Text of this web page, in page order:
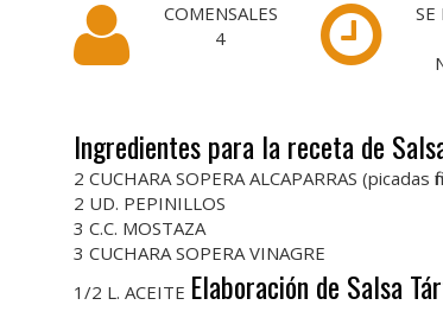
COMENSALES
4
SE
Ingredientes para la receta de
2 CUCHARA SOPERA ALCAPARRAS (picadas
2 UD. PEPINILLOS
3 C.C. MOSTAZA
3 CUCHARA SOPERA VINAGRE
1/2 L. ACEITE Elaboración de Salsa